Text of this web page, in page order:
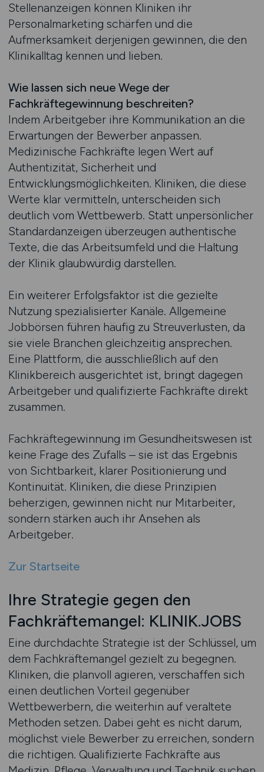
Stellenanzeigen können Kliniken ihr
Personalmarketing schärfen und die
Aufmerksamkeit derjenigen gewinnen, die den
Klinikalltag kennen und lieben.
Wie lassen sich neue Wege der
Fachkräftegewinnung beschreiten?
Indem Arbeitgeber ihre Kommunikation an die
Erwartungen der Bewerber anpassen.
Medizinische Fachkräfte legen Wert auf
Authentizität, Sicherheit und
Entwicklungsmöglichkeiten. Kliniken, die diese
Werte klar vermitteln, unterscheiden sich
deutlich vom Wettbewerb. Statt unpersönlicher
Standardanzeigen überzeugen authentische
Texte, die das Arbeitsumfeld und die Haltung
der Klinik glaubwürdig darstellen.
Ein weiterer Erfolgsfaktor ist die gezielte
Nutzung spezialisierter Kanäle. Allgemeine
Jobbörsen führen häufig zu Streuverlusten, da
sie viele Branchen gleichzeitig ansprechen.
Eine Plattform, die ausschließlich auf den
Klinikbereich ausgerichtet ist, bringt dagegen
Arbeitgeber und qualifizierte Fachkräfte direkt
zusammen.
Fachkräftegewinnung im Gesundheitswesen ist
keine Frage des Zufalls – sie ist das Ergebnis
von Sichtbarkeit, klarer Positionierung und
Kontinuität. Kliniken, die diese Prinzipien
beherzigen, gewinnen nicht nur Mitarbeiter,
sondern stärken auch ihr Ansehen als
Arbeitgeber.
Zur Startseite
Ihre Strategie gegen den
Fachkräftemangel: KLINIK.JOBS
Eine durchdachte Strategie ist der Schlüssel, um
dem Fachkräftemangel gezielt zu begegnen.
Kliniken, die planvoll agieren, verschaffen sich
einen deutlichen Vorteil gegenüber
Wettbewerbern, die weiterhin auf veraltete
Methoden setzen. Dabei geht es nicht darum,
möglichst viele Bewerber zu erreichen, sondern
die richtigen. Qualifizierte Fachkräfte aus